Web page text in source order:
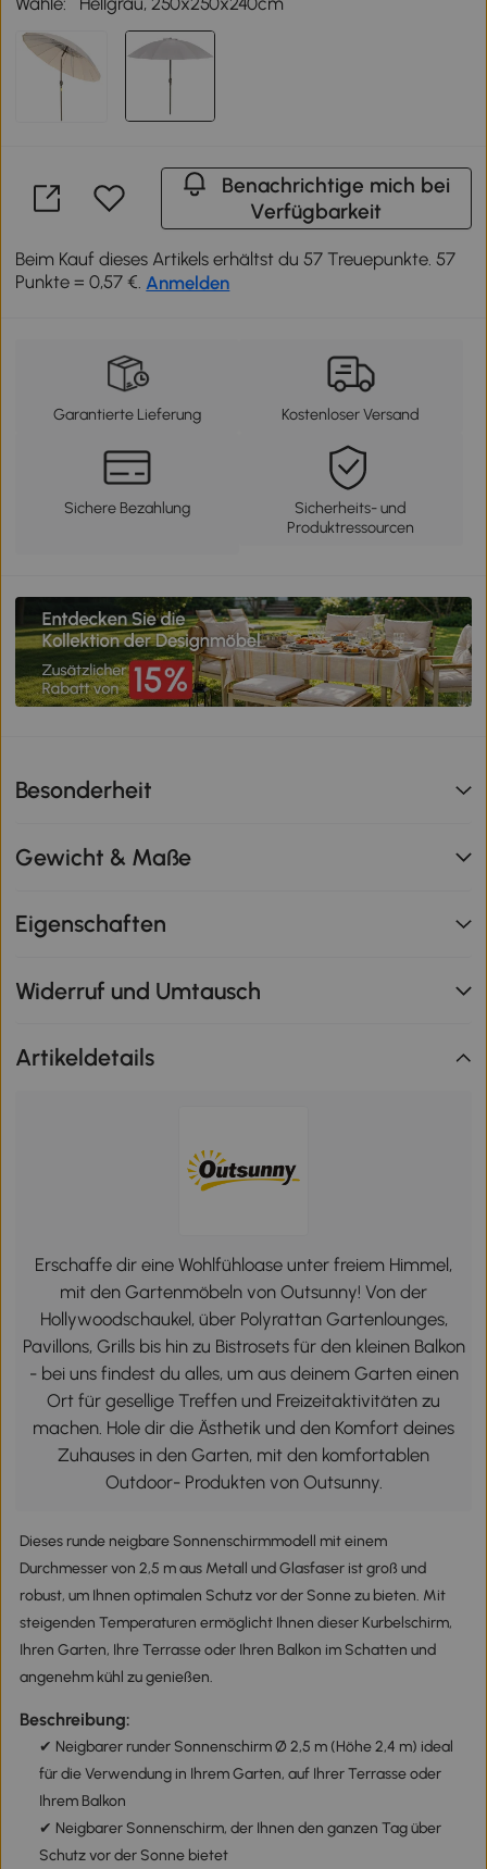
Benachrichtige mich bei
Verfügbarkeit
Beim Kauf dieses Artikels erhältst du 57 Treuepunkte. 57
Punkte = 0,57 €. Anmelden
Garantierte Lieferung Kostenloser Versand
Sichere Bezahlung
Sicherheits- und
Produktressourcen
Besonderheit
Gewicht & Maße
Eigenschaften
Widerruf und Umtausch
Artikeldetails
Erschaffe dir eine Wohlfühloase unter freiem Himmel,
mit den Gartenmöbeln von Outsunny! Von der
Hollywoodschaukel, über Polyrattan Gartenlounges,
Pavillons, Grills bis hin zu Bistrosets für den kleinen Balkon
- bei uns findest du alles, um aus deinem Garten einen
Ort für gesellige Treffen und Freizeitaktivitäten zu
machen. Hole dir die Ästhetik und den Komfort deines
Zuhauses in den Garten, mit den komfortablen
Outdoor- Produkten von Outsunny.
Dieses runde neigbare Sonnenschirmmodell mit einem
Durchmesser von 2,5 m aus Metall und Glasfaser ist groß und
robust, um Ihnen optimalen Schutz vor der Sonne zu bieten. Mit
steigenden Temperaturen ermöglicht Ihnen dieser Kurbelschirm,
Ihren Garten, Ihre Terrasse oder Ihren Balkon im Schatten und
angenehm kühl zu genießen.
Beschreibung:
✔ Neigbarer runder Sonnenschirm Ø 2,5 m (Höhe 2,4 m) ideal
für die Verwendung in Ihrem Garten, auf Ihrer Terrasse oder
Ihrem Balkon
✔ Neigbarer Sonnenschirm, der Ihnen den ganzen Tag über
Schutz vor der Sonne bietet